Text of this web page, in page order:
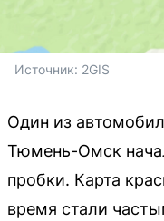
Источник: 2GIS
Один из
Тюмень-Омск
пробки. Карта
время стали